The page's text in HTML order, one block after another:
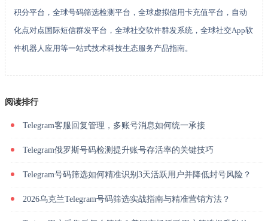
积分平台，全球号码筛选检测平台，全球虚拟信用卡充值平台，自动
化点对点国际短信群发平台，全球社交软件群发系统，全球社交App软
件机器人应用等一站式技术科技生态服务产品指南。
阅读排行
Telegram客服回复管理，多账号消息如何统一承接
Telegram俄罗斯号码检测提升账号存活率的关键技巧
Telegram号码筛选如何精准识别3天活跃用户并降低封号风险？
2026乌克兰Telegram号码筛选实战指南与精准营销方法？